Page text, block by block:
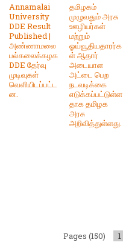
Annamalai
University
DDE Result
Published |
அண்ணாமலை
பல்கலைக்கழக
DDE தேர்வு
முடிவுகள்
வெளியிடப்பட்ட
ன.
தமிழகம்
முழுவதும் அரசு
ஊழியர்கள்
மற்றும்
ஓய்வூதியதாரர்க
ள் ஆதார்
அடையாள
அட்டை பெற
நடவடிக்கை
எடுக்கப்பட்டுள்ள
தாக தமிழக
அரசு
அறிவித்துள்ளது.
Pages (150) 1